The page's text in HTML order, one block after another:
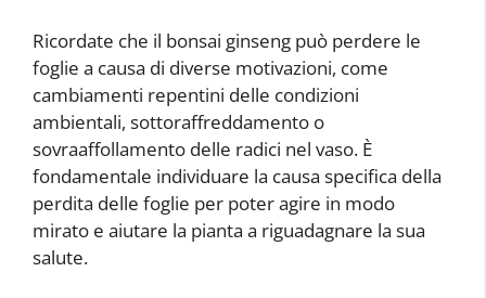
Ricordate che il bonsai ginseng può perdere le
foglie a causa di diverse motivazioni, come
cambiamenti repentini delle condizioni
ambientali, sottoraffreddamento o
sovraaffollamento delle radici nel vaso. È
fondamentale individuare la causa specifica della
perdita delle foglie per poter agire in modo
mirato e aiutare la pianta a riguadagnare la sua
salute.